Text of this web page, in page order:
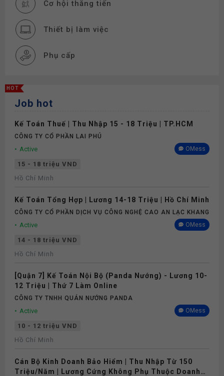
Cơ hội thăng tiến
Thiết bị làm việc
Phụ cấp
HOT
Job hot
Kế Toán Thuế | Thu Nhập 15 - 18 Triệu | TP.HCM
CÔNG TY CỔ PHẦN LAI PHÚ
Active OMess
15 - 18 triệu VND
Hồ Chí Minh
Kế Toán Tổng Hợp | Lương 14-18 Triệu | Hồ Chí Minh
CÔNG TY CỔ PHẦN DỊCH VỤ CÔNG NGHỆ CAO AN LẠC KHANG
Active OMess
14 - 18 triệu VND
Hồ Chí Minh
[Quận 7] Kế Toán Nội Bộ (Panda Nướng) - Lương 10-
12 Triệu | Thứ 7 Làm Online
CÔNG TY TNHH QUÁN NƯỚNG PANDA
Active OMess
10 - 12 triệu VND
Hồ Chí Minh
Cán Bộ Kinh Doanh Bảo Hiểm | Thu Nhập Từ 150
Triệu/Năm | Lương Cứng Không Phụ Thuộc Doanh